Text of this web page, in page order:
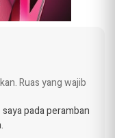
Ruas yang wajib
pada peramban